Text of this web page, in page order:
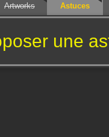
Artworks Astuces
une